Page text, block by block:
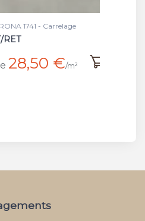
1741 - Carrelage
28,50 €/m²